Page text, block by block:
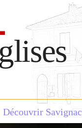
Découvrir Savignac